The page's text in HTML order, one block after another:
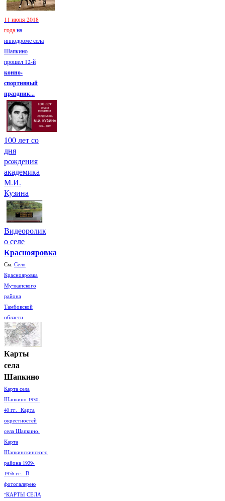
11 июня 2018
годана
ипподроме села
Шапкино
прошел 12-й
конно-
спортивный
праздник...
100 лет со
дня
рождения
академика
М.И.
Кузина
Видеоролик
о селе
Краснояровка
См. Село
Краснояровка
Мучкапского
района
Тамбовской
области
Карты
села
Шапкино
Карта села
Шапкино 1930-
40 гг. Карта
окрестностей
села Шапкино.
Карта
Шапкинскинского
района 1939-
1956 гг. В
фотогалерею
"КАРТЫ СЕЛА